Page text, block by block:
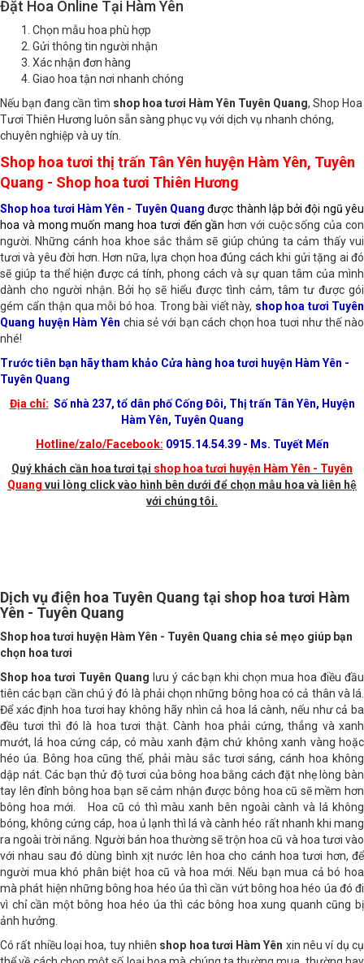
Đặt Hoa Online Tại Hàm Yên
Chọn mẫu hoa phù hợp
Gửi thông tin người nhận
Xác nhận đơn hàng
Giao hoa tận nơi nhanh chóng
Nếu bạn đang cần tìm
shop hoa tươi Hàm Yên Tuyên Quang, Shop Hoa
Tươi Thiên Hương luôn sẵn sàng phục vụ với dịch vụ nhanh chóng,
chuyên nghiệp và uy tín.
Shop hoa tươi thị trấn Tân Yên huyện Hàm Yên, Tuyên
Quang - Shop hoa tươi Thiên Hương
Shop hoa tươi Hàm Yên - Tuyên Quang được thành lập bởi đội ngũ yêu
hoa và mong muốn mang hoa tươi đến gần
hơn với cuộc sống của con
người. Những cánh hoa khoe sắc thắm sẽ giúp chúng ta cảm thấy vui
tươi và yêu đời hơn. Hơn nữa, lựa chọn hoa đúng cách khi gửi tặng ai đó
sẽ giúp ta thể hiện được cá tính, phong cách và sự quan tâm của mình
dành cho người nhận. Bởi họ sẽ hiểu được tình cảm, tâm tư được gói
gém cẩn thận qua mỗi bó hoa. Trong bài viết này, shop hoa tươi Tuyên
Quang huyện Hàm Yên
chia sẻ với bạn cách chọn hoa tuơi như thế nào
Trước tiên bạn hãy tham khảo Cửa hàng hoa tươi huyện Hàm Yên -
Tuyên Quang
Địa chỉ:
Số nhà 237, tổ dân phố Cống Đôi, Thị trấn Tân Yên, Huyện
Hàm Yên, Tuyên Quang
Hotline/zalo/Facebook:0915.14.54.39 - Ms. Tuyết Mến
Quý khách cần hoa tươi tạishop hoa tươi huyện Hàm Yên - Tuyên
Quangvui lòng click vào hình bên dưới để chọn mẫu hoa và liên hệ
với chúng tôi.
Dịch vụ điện hoa Tuyên Quang tại shop hoa tươi Hàm
Yên - Tuyên Quang
Shop hoa tươi huyện Hàm Yên - Tuyên Quang chia sẻ mẹo giúp bạn
chọn hoa tươi
Shop hoa tươi Tuyên Quanglưu ý các bạn khi chọn mua hoa điều đầu
tiên các bạn cần chú ý đó là phải chọn những bông hoa có cả thân và lá.
Để xác định hoa tươi hay không hãy nhìn cả hoa lá cành, nếu như cả ba
đều tươi thì đó là hoa tươi thật. Cành hoa phải cứng, thẳng và xanh
mướt, lá hoa cứng cáp, có màu xanh đậm chứ không xanh vàng hoặc
héo úa. Bông hoa cũng thế, phải màu sắc tươi sáng, cánh hoa không
dập nát. Các bạn thử độ tươi của bông hoa bằng cách đặt nhẹ lòng bàn
tay lên đỉnh bông hoa bạn sẽ cảm nhận được bông hoa cũ sẽ mềm hơn
bông hoa mới. Hoa cũ có thì màu xanh bên ngoài cành và lá không
bóng, không cứng cáp, hoa ủ lạnh thì lá và cành héo rất nhanh khi mang
ra ngoài trời nắng. Người bán hoa thường sẽ trộn hoa cũ và hoa tươi vào
với nhau sau đó dùng bình xịt nước lên hoa cho cánh hoa tươi hơn, để
người mua khó phân biệt hoa cũ và hoa mới. Nếu bạn mua cả bó hoa
mà phát hiện những bông hoa héo úa thì cần vứt bông hoa héo úa đó đi
vì chỉ cần một bông hoa héo úa thì các bông hoa xung quanh cũng bị
ảnh hưởng.
Có rất nhiều loại hoa, tuy nhiên
shop hoa tươi Hàm Yên
xin nêu ví dụ cụ